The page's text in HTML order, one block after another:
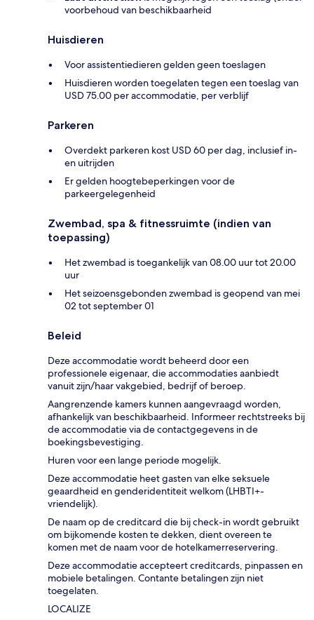
voorbehoud van beschikbaarheid
Huisdieren
Voor assistentiedieren gelden geen toeslagen
Huisdieren worden toegelaten tegen een toeslag van
USD 75.00 per accommodatie, per verblijf
Parkeren
Overdekt parkeren kost USD 60 per dag, inclusief in-
en uitrijden
Er gelden hoogtebeperkingen voor de
parkeergelegenheid
Zwembad, spa & fitnessruimte (indien van
toepassing)
Het zwembad is toegankelijk van 08.00 uur tot 20.00
uur
Het seizoensgebonden zwembad is geopend van mei
02 tot september 01
Beleid
Deze accommodatie wordt beheerd door een
professionele eigenaar, die accommodaties aanbiedt
vanuit zijn/haar vakgebied, bedrijf of beroep.
Aangrenzende kamers kunnen aangevraagd worden,
afhankelijk van beschikbaarheid. Informeer rechtstreeks bij
de accommodatie via de contactgegevens in de
boekingsbevestiging.
Huren voor een lange periode mogelijk.
Deze accommodatie heet gasten van elke seksuele
geaardheid en genderidentiteit welkom (LHBTI+-
vriendelijk).
De naam op de creditcard die bij check-in wordt gebruikt
om bijkomende kosten te dekken, dient overeen te
komen met de naam voor de hotelkamerreservering.
Deze accommodatie accepteert creditcards, pinpassen en
mobiele betalingen. Contante betalingen zijn niet
toegelaten.
LOCALIZE